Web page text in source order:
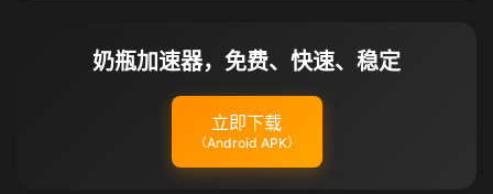
奶瓶加速器，免费、快速、稳定
立即下载
（Android APK）